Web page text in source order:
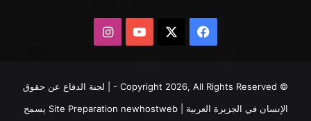
فيسبوك يوتيوبانستقرام
© Copyright 2026, All Rights Reserved - | لجنة الدفاع عن حقوق
الإنسان في الجزيرة العربية | Site Preparationnewhostweb يسمح